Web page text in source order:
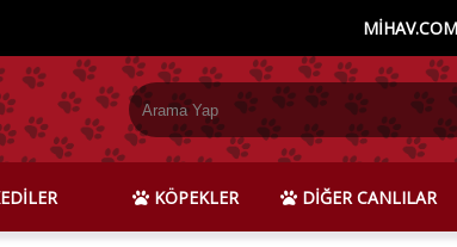
KÖPEKLER DİĞER CANLILAR